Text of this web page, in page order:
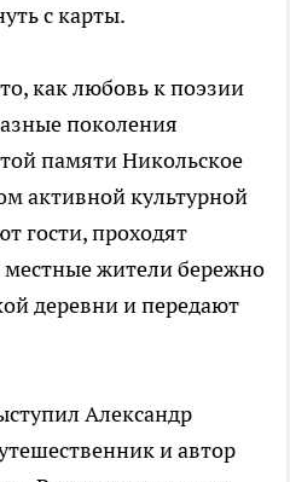
с карты.
как любовь к поэзии
поколения
памяти Никольское
активной культурной
гости, проходят
местные жители бережно
деревни и передают
Александр
и автор